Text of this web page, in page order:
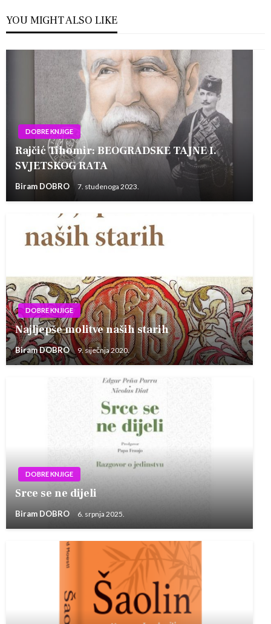
YOU MIGHT ALSO LIKE
DOBRE KNJIGE
Rajčić Tihomir: BEOGRADSKE TAJNE I.
SVJETSKOG RATA
Biram DOBRO 7. studenoga 2023.
DOBRE KNJIGE
Najljepše molitve naših starih
Biram DOBRO 9. siječnja 2020.
DOBRE KNJIGE
Srce se ne dijeli
Biram DOBRO 6. srpnja 2025.